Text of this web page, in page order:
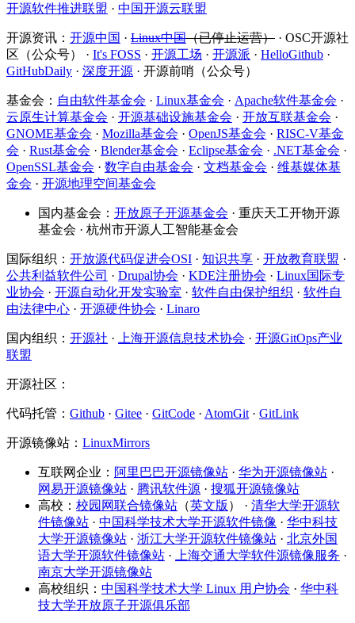
开源软件推进联盟 · 中国开源云联盟
开源资讯： 开源中国 · Linux中国（已停止运营） · OSC开源社
区（公众号） · It's FOSS · 开源工场 · 开源派 · HelloGithub ·
GitHubDaily · 深度开源 · 开源前哨（公众号）
基金会： 自由软件基金会 · Linux基金会 · Apache软件基金会 ·
云原生计算基金会 · 开源基础设施基金会 · 开放互联基金会 ·
GNOME基金会 · Mozilla基金会 · OpenJS基金会 · RISC-V基金
会 · Rust基金会 · Blender基金会 · Eclipse基金会 · .NET基金会 ·
OpenSSL基金会 · 数字自由基金会 · 文档基金会 · 维基媒体基
金会 · 开源地理空间基金会
国内基金会： 开放原子开源基金会 · 重庆天工开物开源
基金会 · 杭州市开源人工智能基金会
国际组织： 开放源代码促进会OSI · 知识共享 · 开放教育联盟 ·
公共利益软件公司 · Drupal协会 · KDE注册协会 · Linux国际专
业协会 · 开源自动化开发实验室 · 软件自由保护组织 · 软件自
由法律中心 · 开源硬件协会 · Linaro
国内组织： 开源社 · 上海开源信息技术协会 · 开源GitOps产业
联盟
开源社区：
代码托管： Github · Gitee · GitCode · AtomGit · GitLink
开源镜像站： LinuxMirrors
互联网企业： 阿里巴巴开源镜像站 · 华为开源镜像站 ·
网易开源镜像站 · 腾讯软件源 · 搜狐开源镜像站
高校： 校园网联合镜像站 （英文版 ） · 清华大学开源软
件镜像站 · 中国科学技术大学开源软件镜像 · 华中科技
大学开源镜像站 · 浙江大学开源软件镜像站 · 北京外国
语大学开源软件镜像站 · 上海交通大学软件源镜像服务 ·
南京大学开源镜像站
高校组织： 中国科学技术大学 Linux 用户协会 · 华中科
技大学开放原子开源俱乐部